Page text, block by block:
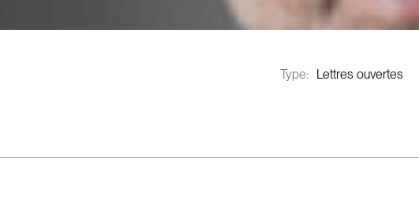
Type: Lettres ouvertes